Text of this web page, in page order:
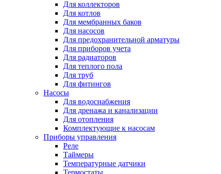
Для коллекторов
Для котлов
Для мембранных баков
Для насосов
Для предохранительной арматуры
Для приборов учета
Для радиаторов
Для теплого пола
Для труб
Для фитингов
Насосы
Для водоснабжения
Для дренажа и канализации
Для отопления
Комплектующие к насосам
Приборы управления
Реле
Таймеры
Температурные датчики
Термостаты